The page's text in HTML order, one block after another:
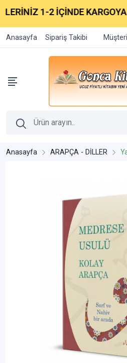
1-2 İÇİNDE KARGOYA
Anasayfa Sipariş Takibi
Anasayfa ARAPÇA - DİLLER